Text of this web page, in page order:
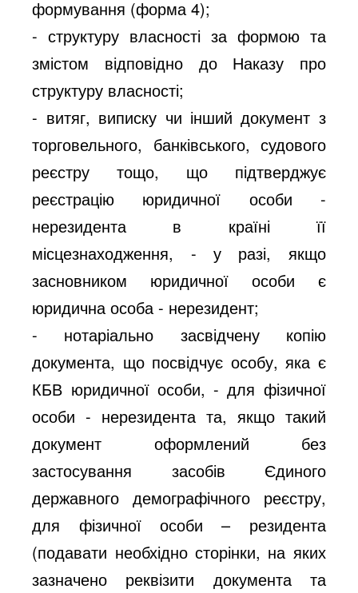
формування (форма 4);
- структуру власності за формою та
змістом відповідно до Наказу про
структуру власності;
- витяг, виписку чи інший документ з
торговельного, банківського, судового
реєстру тощо, що підтверджує
реєстрацію юридичної особи -
нерезидента в країні її
місцезнаходження, - у разі, якщо
засновником юридичної особи є
юридична особа - нерезидент;
- нотаріально засвідчену копію
документа, що посвідчує особу, яка є
КБВ юридичної особи, - для фізичної
особи - нерезидента та, якщо такий
документ оформлений без
застосування засобів Єдиного
державного демографічного реєстру,
для фізичної особи – резидента
(подавати необхідно сторінки, на яких
зазначено реквізити документа та